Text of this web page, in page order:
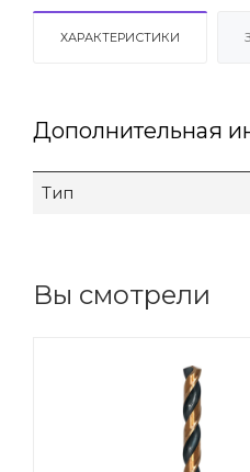
ХАРАКТЕРИСТИКИ
Дополнительная
Тип
Вы смотрели